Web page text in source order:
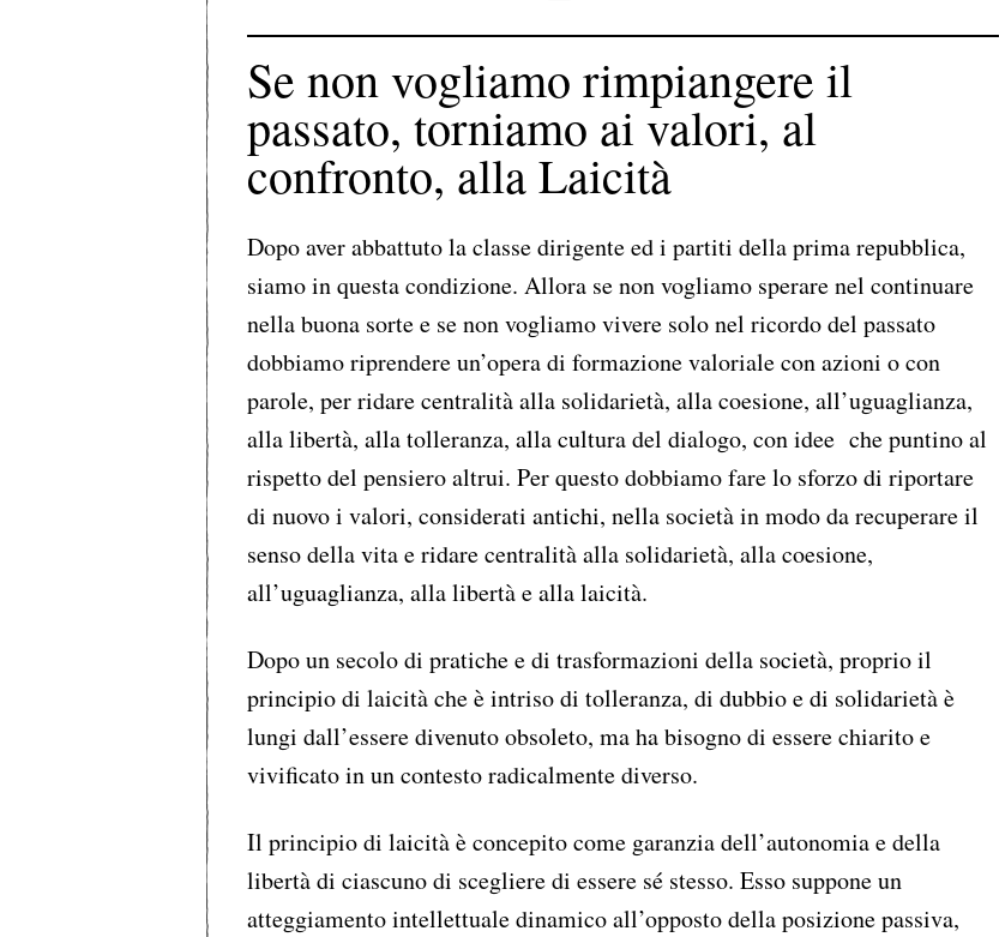
Se non vogliamo rimpiangere il
passato, torniamo ai valori, al
confronto, alla Laicità
Dopo aver abbattuto la classe dirigente ed i partiti della prima repubblica,
siamo in questa condizione. Allora se non vogliamo sperare nel continuare
nella buona sorte e se non vogliamo vivere solo nel ricordo del passato
dobbiamo riprendere un’opera di formazione valoriale con azioni o con
parole, per ridare centralità alla solidarietà, alla coesione, all’uguaglianza,
alla libertà, alla tolleranza, alla cultura del dialogo, con idee che puntino al
rispetto del pensiero altrui. Per questo dobbiamo fare lo sforzo di riportare
di nuovo i valori, considerati antichi, nella società in modo da recuperare il
senso della vita e ridare centralità alla solidarietà, alla coesione,
all’uguaglianza, alla libertà e alla laicità.
Dopo un secolo di pratiche e di trasformazioni della società, proprio il
principio di laicità che è intriso di tolleranza, di dubbio e di solidarietà è
lungi dall’essere divenuto obsoleto, ma ha bisogno di essere chiarito e
vivificato in un contesto radicalmente diverso.
Il principio di laicità è concepito come garanzia dell’autonomia e della
libertà di ciascuno di scegliere di essere sé stesso. Esso suppone un
atteggiamento intellettuale dinamico all’opposto della posizione passiva,